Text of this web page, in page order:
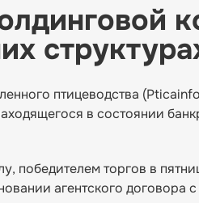
птицеводства
в состоянии
победителем торгов в
агентского договора